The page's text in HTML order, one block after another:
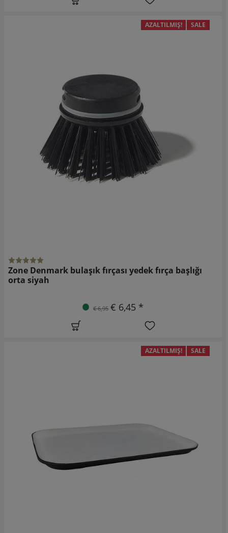
AZALTILMIŞ! SALE
Zone Denmark bulaşık fırçası yedek fırça başlığı
orta siyah
€ 6,95 € 6,45 *
AZALTILMIŞ! SALE